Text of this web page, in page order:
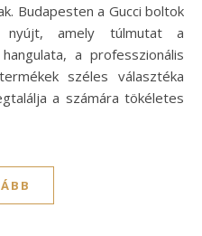
Budapesten a Gucci boltok
nyújt, amely túlmutat a
a professzionális
széles választéka
a számára tökéletes